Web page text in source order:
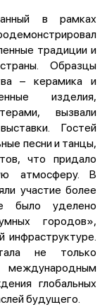
в рамках
традиции и
Образцы
– керамика и
изделия,
вызвали
Гостей
песни и танцы,
что придало
атмосферу. В
участие более
было уделено
городов»,
инфраструктуре.
не только
глобальных
будущего.